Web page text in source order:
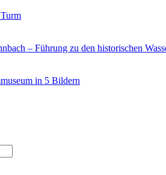
– Führung zu den historischen
in 5 Bildern